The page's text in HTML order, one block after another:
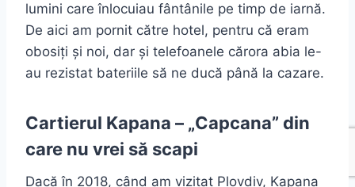
lumini care înlocuiau fântânile pe timp de iarnă.
De aici am pornit către hotel, pentru că eram
obosiți și noi, dar și telefoanele cărora abia le-
au rezistat bateriile să ne ducă până la cazare.
Cartierul Kapana – „Capcana” din
care nu vrei să scapi
Dacă în 2018, când am vizitat Plovdiv, Kapana